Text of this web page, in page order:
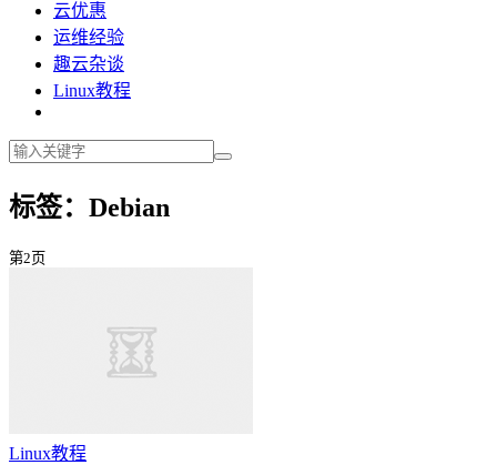
云优惠
运维经验
趣云杂谈
Linux教程
标签：Debian
第2页
Linux教程